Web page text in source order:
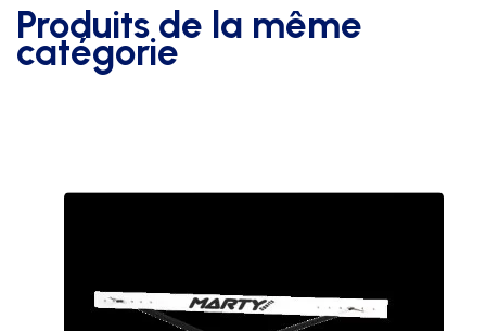
Produits de la même
catégorie